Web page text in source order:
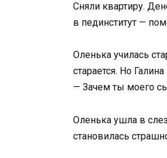
Сняли квартиру.
в пединститут —
Оленька училась
старается. Но
— Зачем ты моего
Оленька ушла в
становилась